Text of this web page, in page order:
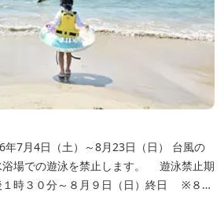
4日（土）～8月23日（日） 台風の
浴場での遊泳を禁止します。 遊泳禁止期
１時３０分～８月９日（日）終日 ※８月
も、注意報や現地の状況等により期間延